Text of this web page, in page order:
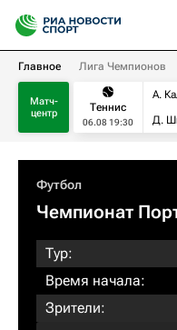
Главное Лига Чемпионов
Матч-
центр
Теннис
06.08 19:30
А.
Д.
Футбол
Чемпионат
Тур:
Время начала:
Зрители: